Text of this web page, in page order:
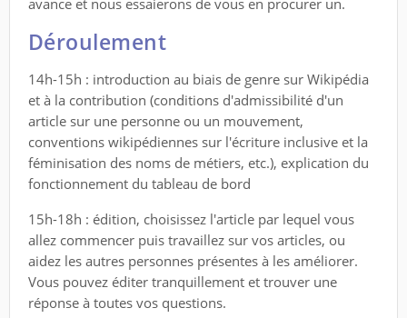
avance et nous essaierons de vous en procurer un.
Déroulement
14h-15h : introduction au biais de genre sur Wikipédia
et à la contribution (conditions d'admissibilité d'un
article sur une personne ou un mouvement,
conventions wikipédiennes sur l'écriture inclusive et la
féminisation des noms de métiers, etc.), explication du
fonctionnement du tableau de bord
15h-18h : édition, choisissez l'article par lequel vous
allez commencer puis travaillez sur vos articles, ou
aidez les autres personnes présentes à les améliorer.
Vous pouvez éditer tranquillement et trouver une
réponse à toutes vos questions.